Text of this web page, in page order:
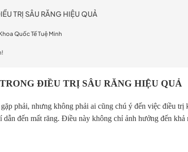
TRỊ SÂU RĂNG HIỆU QUẢ
Quốc Tế Tuệ Minh
ĐIỀU TRỊ SÂU RĂNG HIỆU QUẢ
phải, nhưng không phải ai cũng chú ý đến việc điều
đến mất răng. Điều này không chỉ ảnh hưởng đến